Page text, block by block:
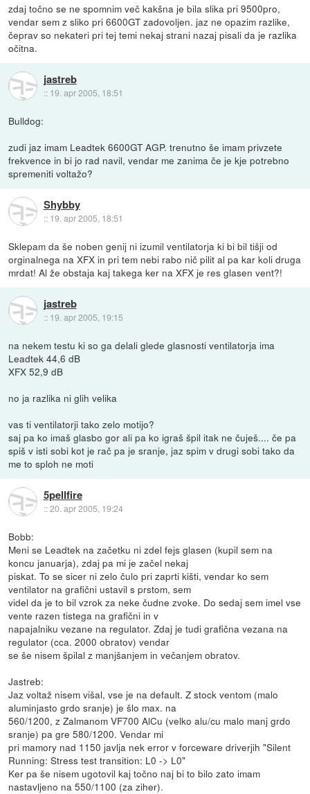
zdaj točno se ne spomnim več kakšna je bila slika pri 9500pro,
vendar sem z sliko pri 6600GT zadovoljen. jaz ne opazim razlike,
čeprav so nekateri pri tej temi nekaj strani nazaj pisali da je razlika
očitna.
jastreb
:: 19. apr 2005, 18:51
Bulldog:
zudi jaz imam Leadtek 6600GT AGP. trenutno še imam privzete
frekvence in bi jo rad navil, vendar me zanima če je kje potrebno
spremeniti voltažo?
Shybby
:: 19. apr 2005, 18:51
Sklepam da še noben genij ni izumil ventilatorja ki bi bil tišji od
orginalnega na XFX in pri tem nebi rabo nič pilit al pa kar koli druga
mrdat! Al že obstaja kaj takega ker na XFX je res glasen vent?!
jastreb
:: 19. apr 2005, 19:15
na nekem testu ki so ga delali glede glasnosti ventilatorja ima
Leadtek 44,6 dB
XFX 52,9 dB
no ja razlika ni glih velika
vas ti ventilatorji tako zelo motijo?
saj pa ko imaš glasbo gor ali pa ko igraš špil itak ne čuješ.... če pa
spiš v isti sobi kot je rač pa je sranje, jaz spim v drugi sobi tako da
me to sploh ne moti
5pellfire
::20. apr 2005, 19:24
Bobb:
Meni se Leadtek na začetku ni zdel fejs glasen (kupil sem na
koncu januarja), zdaj pa mi je začel nekaj
piskat. To se sicer ni zelo čulo pri zaprti kišti, vendar ko sem
ventilator na grafični ustavil s prstom, sem
videl da je to bil vzrok za neke čudne zvoke. Do sedaj sem imel vse
vente razen tistega na grafični in v
napajalniku vezane na regulator. Zdaj je tudi grafična vezana na
regulator (cca. 2000 obratov) vendar
se še nisem špilal z manjšanjem in večanjem obratov.
Jastreb:
Jaz voltaž nisem višal, vse je na default. Z stock ventom (malo
aluminjasto grdo sranje) je šlo max. na
560/1200, z Zalmanom VF700 AlCu (velko alu/cu malo manj grdo
sranje) pa gre 580/1200. Vendar mi
pri mamory nad 1150 javlja nek error v forceware driverjih "Silent
Running: Stress test transition: L0 -> L0"
Ker pa še nisem ugotovil kaj točno naj bi to bilo zato imam
nastavljeno na 550/1100 (za ziher).